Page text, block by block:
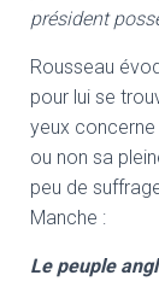
président
Rousseau
pour lui se
yeux
ou non sa
peu de
Manche :
Le peuple